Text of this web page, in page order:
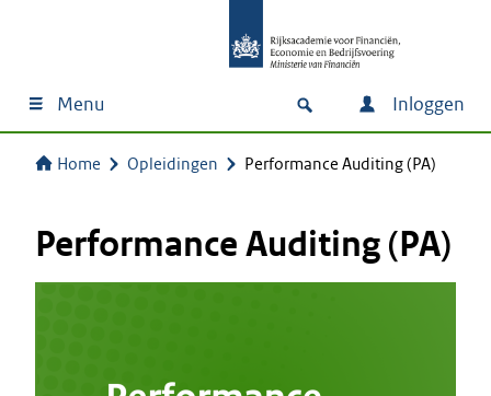
Menu Inloggen
Home Opleidingen Performance Auditing (PA)
Performance Auditing (PA)